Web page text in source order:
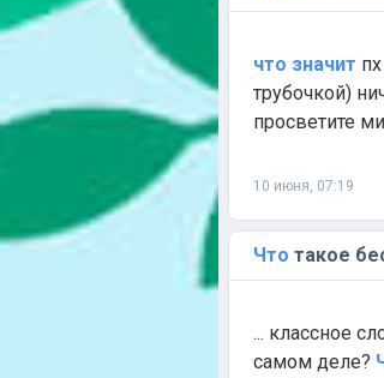
что значит пх
трубочкой)
просветите
10 июня, 07:19
Что такое
... классное
самом деле?